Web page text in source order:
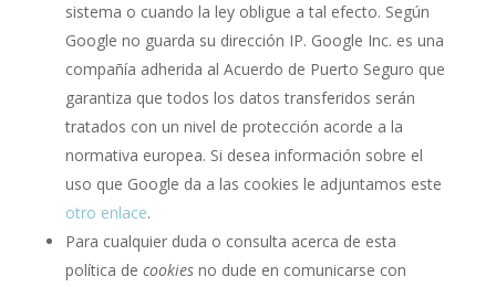
sistema o cuando la ley obligue a tal efecto. Según
Google no guarda su dirección IP. Google Inc. es una
compañía adherida al Acuerdo de Puerto Seguro que
garantiza que todos los datos transferidos serán
tratados con un nivel de protección acorde a la
normativa europea. Si desea información sobre el
uso que Google da a las cookies le adjuntamos este
otro enlace.
Para cualquier duda o consulta acerca de esta
política de cookiesno dude en comunicarse con